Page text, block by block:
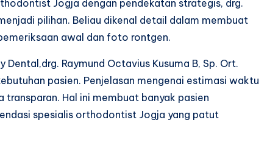
Jogja dengan pendekatan strategis, drg.
pilihan. Beliau dikenal detail dalam membuat
awal dan foto rontgen.
Raymund Octavius Kusuma B, Sp. Ort.
pasien. Penjelasan mengenai estimasi waktu
Hal ini membuat banyak pasien
spesialis orthodontist Jogja yang patut